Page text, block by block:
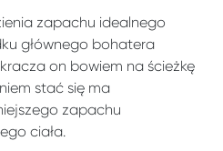
zapachu idealnego
głównego bohatera
on bowiem na ścieżkę
stać się ma
zapachu
ciała.